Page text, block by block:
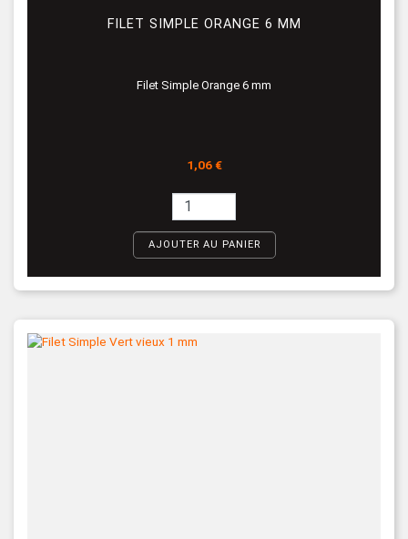
FILET SIMPLE ORANGE 6 MM
Filet Simple Orange 6 mm
Prix
1,06 €
AJOUTER AU PANIER